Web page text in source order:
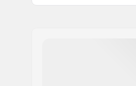
Średnica wspornika: